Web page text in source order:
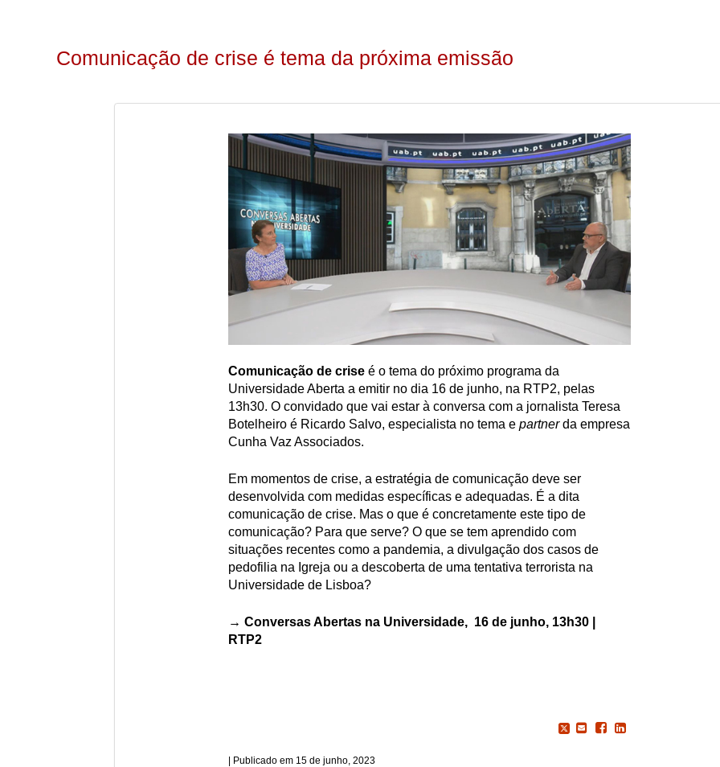
Comunicação de crise é tema da próxima emissão
Comunicação de criseé o tema do próximo programa da
Universidade Aberta a emitir no dia 16 de junho, na RTP2, pelas
13h30. O convidado que vai estar à conversa com a jornalista Teresa
Botelheiro é Ricardo Salvo, especialista no tema e partnerda empresa
Cunha Vaz Associados.
Em momentos de crise, a estratégia de comunicação deve ser
desenvolvida com medidas específicas e adequadas. É a dita
comunicação de crise. Mas o que é concretamente este tipo de
comunicação? Para que serve? O que se tem aprendido com
situações recentes como a pandemia, a divulgação dos casos de
pedofilia na Igreja ou a descoberta de uma tentativa terrorista na
Universidade de Lisboa?
→ Conversas Abertas na Universidade, 16 de junho, 13h30 |
RTP2
15 de junho, 2023